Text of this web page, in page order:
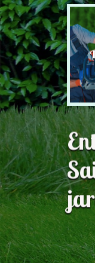
et
36